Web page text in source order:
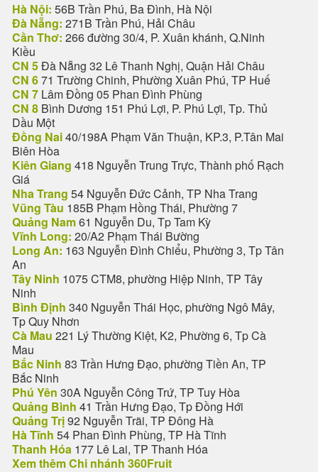
Hà Nội: 56B Trần Phú, Ba Đình, Hà Nội
Đà Nẵng: 271B Trần Phú, Hải Châu
Cần Thơ: 266 đường 30/4, P. Xuân khánh, Q.Ninh
Kiều
CN 5Đà Nẵng 32 Lê Thanh Nghị, Quận Hải Châu
CN 671 Trường Chinh, Phường Xuân Phú, TP Huế
CN 7 Lâm Đồng 05 Phan Đình Phùng
CN 8 Bình Dương 151 Phú Lợi, P. Phú Lợi, Tp. Thủ
Dầu Một
Đồng Nai40/198A Phạm Văn Thuận, KP.3, P.Tân Mai
Biên Hòa
Kiên Giang 418 Nguyễn Trung Trực, Thành phố Rạch
Giá
Nha Trang 54 Nguyễn Đức Cảnh, TP Nha Trang
Vũng Tàu 185B Phạm Hồng Thái, Phường 7
Quảng Nam61 Nguyễn Du, Tp Tam Kỳ
Vĩnh Long: 20/A2 Phạm Thái Bường
Long An: 163 Nguyễn Đình Chiểu, Phường 3, Tp Tân
An
Tây Ninh 1075 CTM8, phường Hiệp Ninh, TP Tây
Ninh
Bình Định 340 Nguyễn Thái Học, phường Ngô Mây,
Tp Quy Nhơn
Cà Mau 221 Lý Thường Kiệt, K2, Phường 6, Tp Cà
Mau
Bắc Ninh 83 Trần Hưng Đạo, phường Tiền An, TP
Bắc Ninh
Phú Yên 30A Nguyễn Công Trứ, TP Tuy Hòa
Quảng Bình 41 Trần Hưng Đạo, Tp Đồng Hới
Quảng Trị92 Nguyễn Trãi, TP Đông Hà
Hà Tĩnh 54 Phan Đình Phùng, TP Hà Tĩnh
Thanh Hóa 177 Lê Lai, TP Thanh Hóa
Xem thêm Chi nhánh 360Fruit